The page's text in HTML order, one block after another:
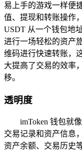
易上手的游戏一样便
值、提现和转账操作
USDT 从一个钱包地
进行一场轻松的资产
维码进行快速转账，
大提高了交易的效率
移。
透明度
imToken 钱包就
交易记录和资产信息
资产余额、交易历史